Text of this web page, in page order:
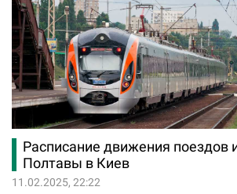
Расписание движения поездов
Полтавы в Киев
11.02.2025, 22:22